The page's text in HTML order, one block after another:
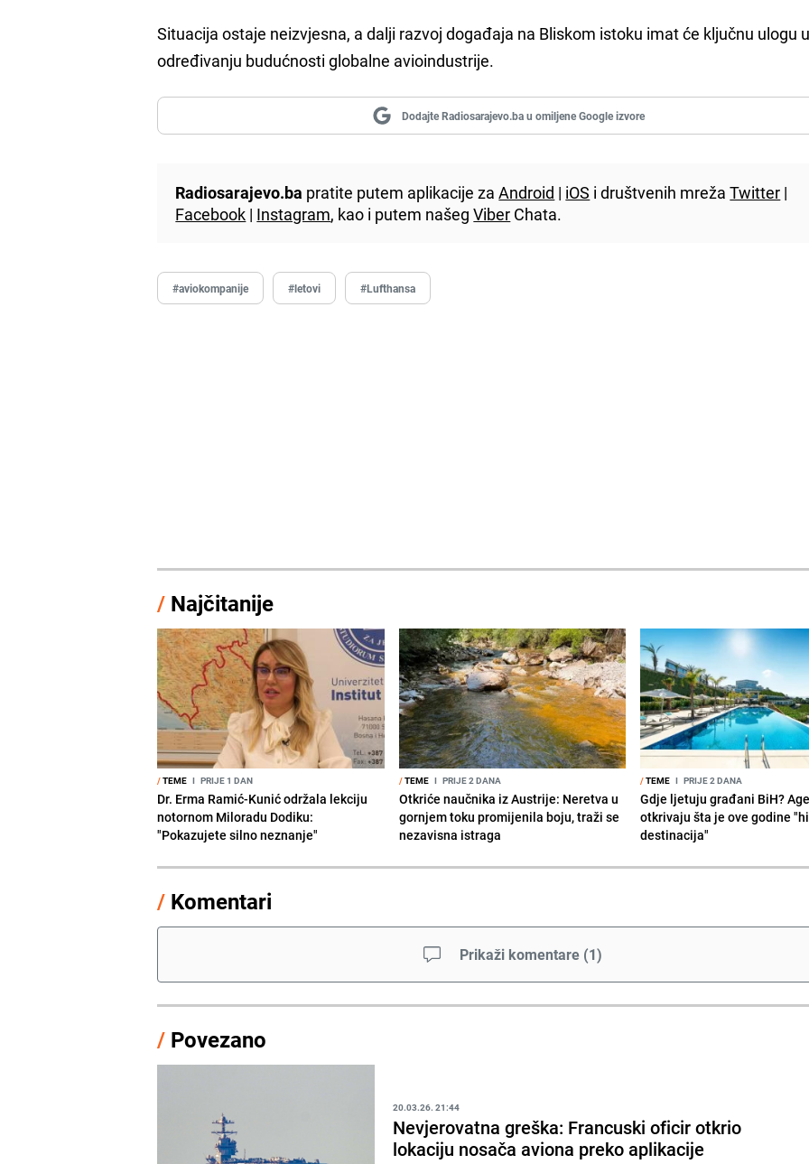
Situacija ostaje neizvjesna, a dalji razvoj događaja na Bliskom istoku imat će ključnu ulogu
određivanju budućnosti globalne avioindustrije.
Dodajte Radiosarajevo.ba u omiljene Google izvore
Radiosarajevo.ba pratite putem aplikacije zaAndroid | iOS i društvenih mrežaTwitter |
Facebook | Instagram, kao i putem našegViber Chata.
#aviokompanije #letovi #Lufthansa
/ Najčitanije
/TEME I PRIJE 1 DAN
Dr. Erma Ramić-Kunić održala lekciju
notornom Miloradu Dodiku:
"Pokazujete silno neznanje"
/TEME I PRIJE 2 DANA
Otkriće naučnika iz Austrije: Neretva u
gornjem toku promijenila boju, traži se
nezavisna istraga
/TEME I PRIJE 2 DANA
Gdje ljetuju građani BiH?
otkrivaju šta je ove godine
destinacija"
/ Komentari
Prikaži komentare (1)
/ Povezano
20.03.26. 21:44
Nevjerovatna greška: Francuski oficir otkrio
lokaciju nosača aviona preko aplikacije